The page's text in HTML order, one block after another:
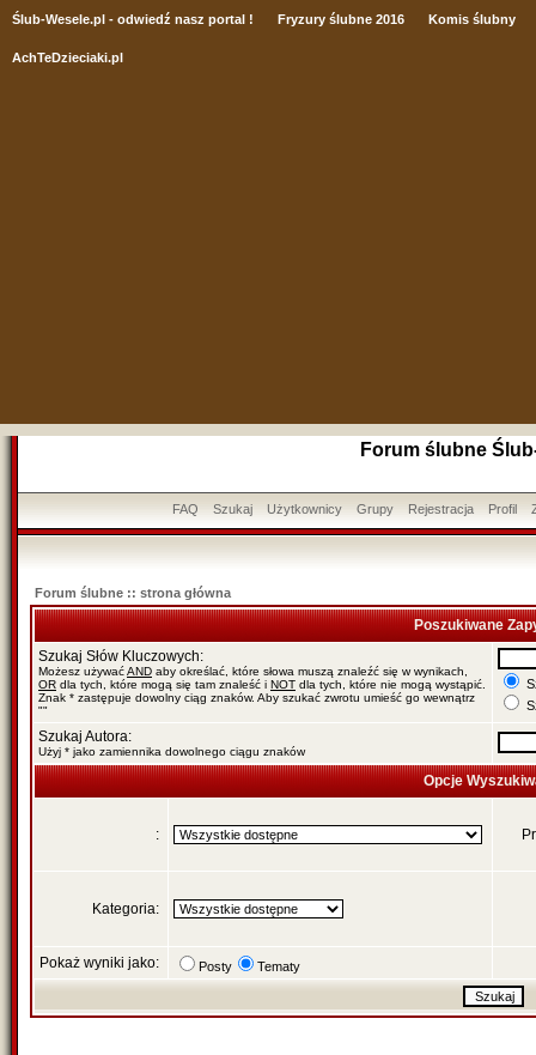
Ślub-Wesele.pl - odwiedź nasz portal ! Fryzury ślubne 2016 Komis ślubny
AchTeDzieciaki.pl
Forum ślubne
FAQ Szukaj Użytkownicy Grupy Rejestracja Profil
Forum ślubne :: strona główna
Poszukiwane
Szukaj Słów Kluczowych:
Możesz używaćAND aby określać, które słowa muszą znaleźć się w wynikach,
OR dla tych, które mogą się tam znaleść i NOT dla tych, które nie mogą wystąpić.
Znak * zastępuje dowolny ciąg znaków. Aby szukać zwrotu umieść go wewnątrz
""
Szukaj Autora:
Użyj * jako zamiennika dowolnego ciągu znaków
Opcje
:
Kategoria:
Pokaż wyniki jako: Posty Tematy